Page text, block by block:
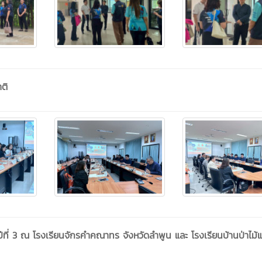
ติ
3 ณ โรงเรียนจักรคำคณาทร จังหวัดลำพูน และ โรงเรียนบ้านป่าไม้